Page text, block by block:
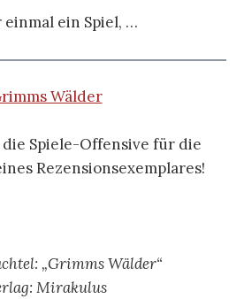
einmal ein Spiel, …
Wälder
Spiele-Offensive für die
Rezensionsexemplares!
„Grimms Wälder“
Mirakulus